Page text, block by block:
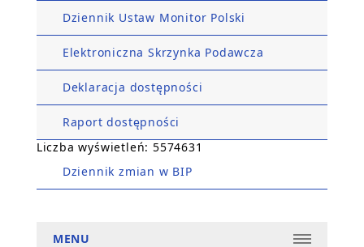
Dziennik Ustaw Monitor Polski
Elektroniczna Skrzynka Podawcza
Deklaracja dostępności
Raport dostępności
Liczba wyświetleń: 5574631
Dziennik zmian w BIP
MENU